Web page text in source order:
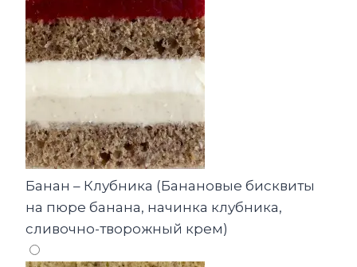
Банан – Клубника (Банановые бисквиты
на пюре банана, начинка клубника,
сливочно-творожный крем)